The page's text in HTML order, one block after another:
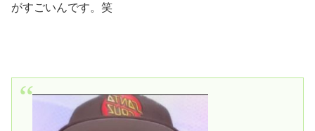
がすごいんです。笑